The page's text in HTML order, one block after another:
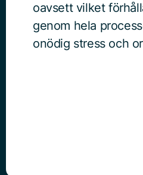
oavsett vilket
genom hela
onödig stress och